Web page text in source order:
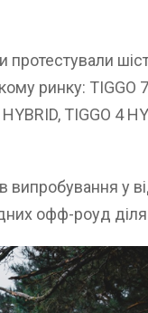
ринку: TIGGO
TIGGO 4
випробування у
офф-роуд